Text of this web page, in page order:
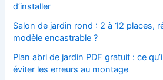
d’installer
Salon de jardin rond : 2 à 12 places,
modèle encastrable ?
Plan abri de jardin PDF gratuit : ce
éviter les erreurs au montage